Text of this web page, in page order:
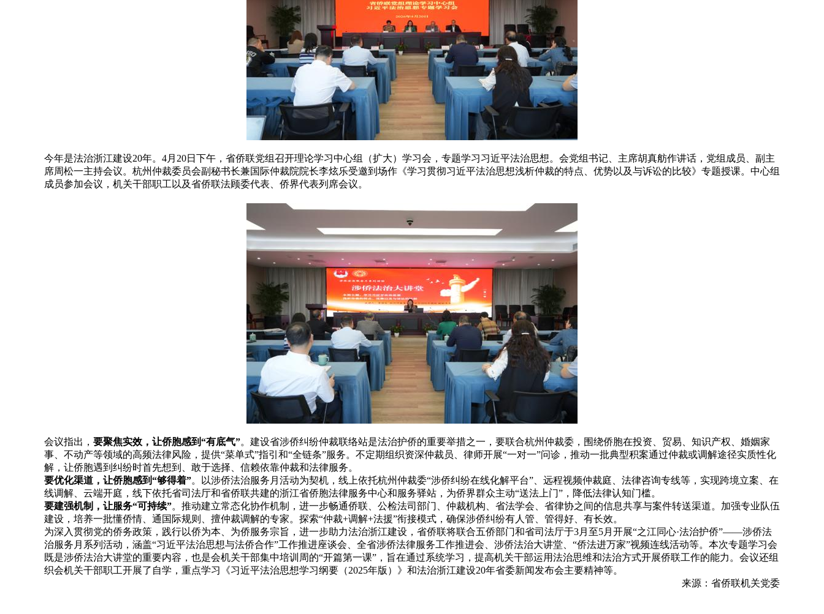
今年是法治浙江建设20年。4月20日下午，省侨联党组召开理论学习中心组（扩大）学习会，专题学习习近平法治思想。会党组书记、主席胡真舫作讲话，党组成员、副主
席周松一主持会议。杭州仲裁委员会副秘书长兼国际仲裁院院长‌李炫乐受邀到场作《学习贯彻习近平法治思想浅析仲裁的特点、优势以及与诉讼的比较》专题授课。中心组
成员参加会议，机关干部职工以及省侨联法顾委代表、侨界代表列席会议。
会议指出， 要聚焦实效，让侨胞感到“有底气”。建设省涉侨纠纷仲裁联络站是法治护侨的重要举措之一，要联合杭州仲裁委，围绕侨胞在投资、贸易、知识产权、婚姻家
事、不动产等领域的高频法律风险，提供“菜单式”指引和“全链条”服务。不定期组织资深仲裁员、律师开展“一对一”问诊，推动一批典型积案通过仲裁或调解途径实质性化
解，让侨胞遇到纠纷时首先想到、敢于选择、信赖依靠仲裁和法律服务。
要优化渠道，让侨胞感到“够得着”。以涉侨法治服务月活动为契机，线上依托杭州仲裁委“涉侨纠纷在线化解平台”、远程视频仲裁庭、法律咨询专线等，实现跨境立案、在
线调解、云端开庭，线下依托省司法厅和省侨联共建的浙江省侨胞法律服务中心和服务驿站，为侨界群众主动“送法上门”，降低法律认知门槛。
要建强机制，让服务“可持续”。推动建立常态化协作机制，进一步畅通侨联、公检法司部门、仲裁机构、省法学会、省律协之间的信息共享与案件转送渠道。加强专业队伍
建设，培养一批懂侨情、通国际规则、擅仲裁调解的专家。探索“仲裁+调解+法援”衔接模式，确保涉侨纠纷有人管、管得好、有长效。
为深入贯彻党的侨务政策，践行以侨为本、为侨服务宗旨，进一步助力法治浙江建设，省侨联将联合五侨部门和省司法厅于3月至5月开展“之江同心·法治护侨”——涉侨法
治服务月系列活动，涵盖“习近平法治思想与法侨合作”工作推进座谈会、全省涉侨法律服务工作推进会、涉侨法治大讲堂、“侨法进万家”视频连线活动等。本次专题学习会
既是涉侨法治大讲堂的重要内容，也是会机关干部集中培训周的“开篇第一课”，旨在通过系统学习，提高机关干部运用法治思维和法治方式开展侨联工作的能力。会议还组
织会机关干部职工开展了自学，重点学习《习近平法治思想学习纲要（2025年版）》和法治浙江建设20年省委新闻发布会主要精神等。
来源：省侨联机关党委